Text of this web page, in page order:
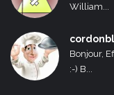
William...
Bonjour,
:-) B...